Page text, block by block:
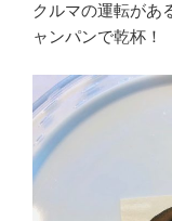
クルマの運転があ
ャンパンで乾杯！